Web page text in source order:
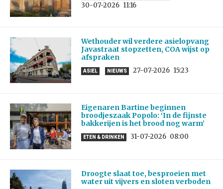
30-07-2026 11:16
Wethouder wil verdere asielopvang
Javastraat stopzetten, COA wijst op
afspraken
ASIEL NIEUWS 27-07-2026 15:23
Eigenaren Bartine beginnen
broodjeszaak Popolo: ‘In de fijnste
bakkerijen is het brood nog warm’
ETEN & DRINKEN 31-07-2026 08:00
Droogte slaat toe, besproeien met
water uit vijvers en sloten verboden